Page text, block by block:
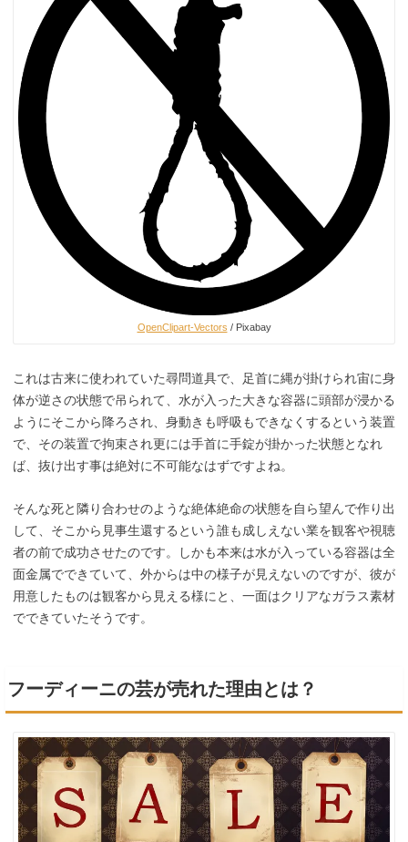
OpenClipart-Vectors / Pixabay
これは古来に使われていた尋問道具で、足首に縄が掛けられ宙に身
体が逆さの状態で吊られて、水が入った大きな容器に頭部が浸かる
ようにそこから降ろされ、身動きも呼吸もできなくするという装置
で、その装置で拘束され更には手首に手錠が掛かった状態となれ
ば、抜け出す事は絶対に不可能なはずですよね。
そんな死と隣り合わせのような絶体絶命の状態を自ら望んで作り出
して、そこから見事生還するという誰も成しえない業を観客や視聴
者の前で成功させたのです。しかも本来は水が入っている容器は全
面金属でできていて、外からは中の様子が見えないのですが、彼が
用意したものは観客から見える様にと、一面はクリアなガラス素材
でできていたそうです。
フーディーニの芸が売れた理由とは？